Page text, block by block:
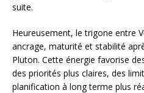
suite.
Heureusement, le trigone entre
ancrage, maturité et stabilité
Pluton. Cette énergie favorise
des priorités plus claires, des
planification à long terme plus